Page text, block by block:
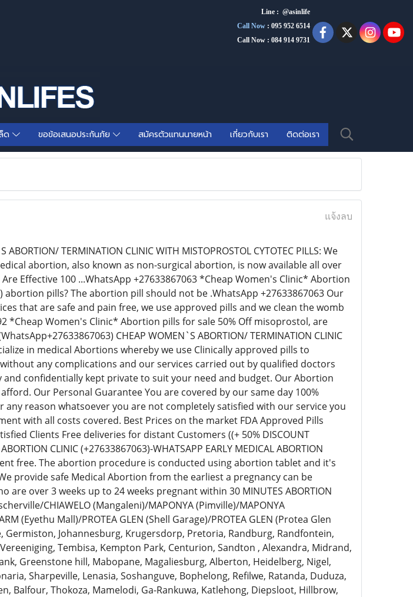
Line : @asinlife
Call Now : 095 952 6514
Call Now : 084 914 9731
ล็ด ขอข้อเสนอประกันภัย สมัครตัวแทนนายหน้า เกี่ยวกับเรา ติดต่อเรา
แจ้งลบ
TERMINATION CLINIC WITH MISTOPROSTOL CYTOTEC PILLS: We
abortion, also known as non-surgical abortion, is now available all over
Effective 100 ...WhatsApp +27633867063 *Cheap Women's Clinic* Abortion
abortion pills? The abortion pill should not be .WhatsApp +27633867063 Our
that are safe and pain free, we use approved pills and we clean the womb
*Cheap Women's Clinic* Abortion pills for sale 50% Off misoprostol, are
CHEAP WOMEN`S ABORTION/ TERMINATION CLINIC
in medical Abortions whereby we use Clinically approved pills to
any complications and our services carried out by qualified doctors
confidentially kept private to suit your need and budget. Our Abortion
Our Personal Guarantee You are covered by our same day 100%
reason whatsoever you are not completely satisfied with our service you
with all costs covered. Best Prices on the market FDA Approved Pills
Clients Free deliveries for distant Customers ((+ 50% DISCOUNT
CLINIC (+27633867063)-WHATSAPP EARLY MEDICAL ABORTION
free. The abortion procedure is conducted using abortion tablet and it's
provide safe Medical Abortion from the earliest a pregnancy can be
over 3 weeks up to 24 weeks pregnant within 30 MINUTES ABORTION
CHIAWELO (Mangaleni)/MAPONYA (Pimville)/MAPONYA
(Eyethu Mall)/PROTEA GLEN (Shell Garage)/PROTEA GLEN (Protea Glen
Germiston, Johannesburg, Krugersdorp, Pretoria, Randburg, Randfontein,
Tembisa, Kempton Park, Centurion, Sandton , Alexandra, Midrand,
Greenstone hill, Mabopane, Magaliesburg, Alberton, Heidelberg, Nigel,
Sharpeville, Lenasia, Soshanguve, Bophelong, Refilwe, Ratanda, Duduza,
Balfour, Thokoza, Mamelodi, Ga-Rankuwa, Katlehong, Diepsloot, Hillbrow,